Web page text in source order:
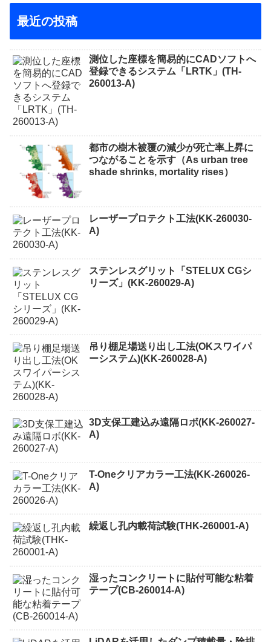
最近の投稿
測位した座標を簡易的にCADソフトへ
登録できるシステム「LRTK」(TH-
260013-A)
都市の樹木被覆の減少が死亡率上昇に
つながることを示す（As urban tree
shade shrinks, mortality rises）
レーザープロテクト⼯法(KK-260030-
A)
ステンレスグリット「STELUX CGシ
リーズ」(KK-260029-A)
吊り棚足場送り出し工法(OKスワイパ
ーシステム)(KK-260028-A)
3D支保工建込み遠隔ロボ(KK-260027-
A)
T-Oneクリアカラー工法(KK-260026-
A)
繰返し孔内載荷試験(THK-260001-A)
湿ったコンクリートに貼付可能な粘着
テープ(CB-260014-A)